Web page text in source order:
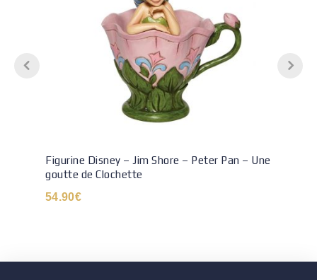
Figurine Disney – Jim Shore – Peter Pan – Une
goutte de Clochette
54.90€